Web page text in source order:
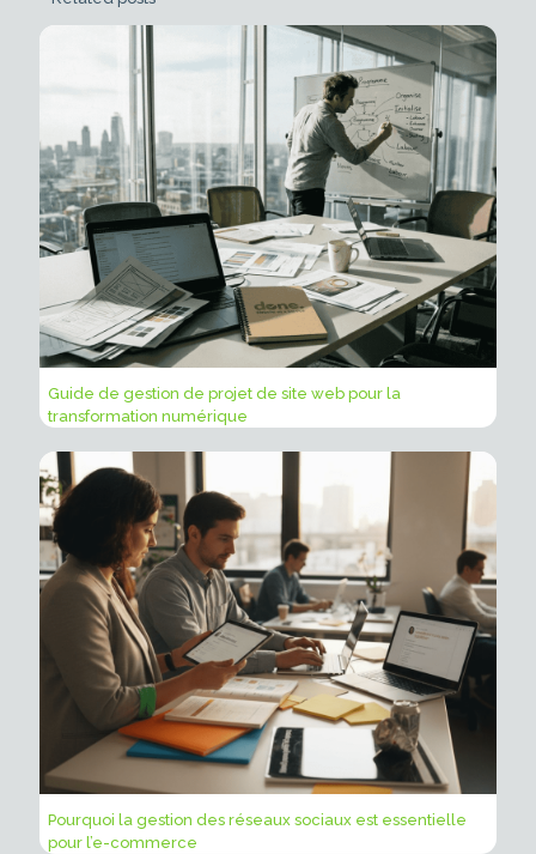
Guide de gestion de projet de site web pour la
transformation numérique
Pourquoi la gestion des réseaux sociaux est essentielle
pour l’e-commerce